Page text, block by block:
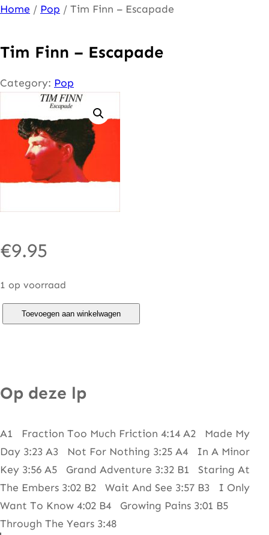
Ga
de
Home / Pop / Tim Finn – Escapade
Tim Finn – Escapade
Category: Pop
€9.95
1 op voorraad
n
–
E
s
c
a
p
Toevoegen aan winkelwagen
Op deze lp
A1 Fraction Too Much Friction 4:14 A2 Made My
Day 3:23 A3 Not For Nothing 3:25 A4 In A Minor
Key 3:56 A5 Grand Adventure 3:32 B1 Staring At
The Embers 3:02 B2 Wait And See 3:57 B3 I Only
Want To Know 4:02 B4 Growing Pains 3:01 B5
Through The Years 3:48